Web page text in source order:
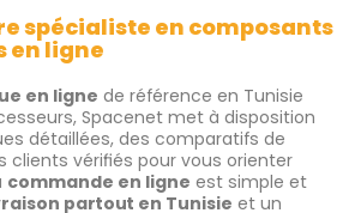
spécialiste en composants
en ligne
en ligne de référence en Tunisie
Spacenet met à disposition
détaillées, des comparatifs de
clients vérifiés pour vous orienter
commande en ligne est simple et
partout en Tunisie et un